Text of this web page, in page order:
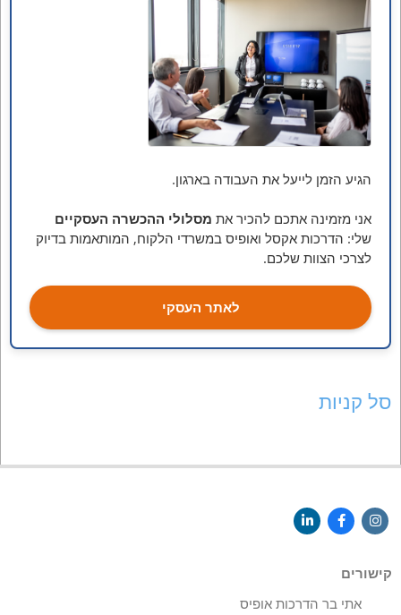
הגיע הזמן לייעל את העבודה בארגון.
אני מזמינה אתכם להכיר את מסלולי ההכשרה העסקיים
שלי: הדרכות אקסל ואופיס במשרדי הלקוח, המותאמות בדיוק
לצרכי הצוות שלכם.
לאתר העסקי
סל קניות
קישורים
אתי בר הדרכות אופיס